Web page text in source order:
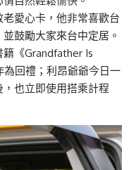
愛心卡，他非常喜歡台
鼓勵大家來台中定居。
《Grandfather Is
回禮；利昂爺爺今日一
也立即使用搭乘計程